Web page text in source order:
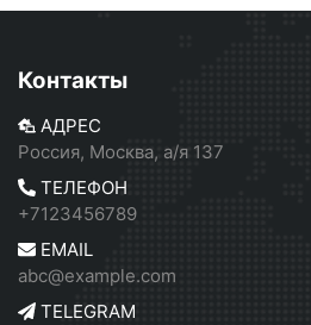
Контакты
АДРЕС
Россия, Москва, а/я 137
ТЕЛЕФОН
+7123456789
EMAIL
abc@example.com
TELEGRAM